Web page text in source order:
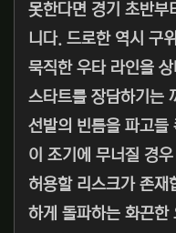
못한다면 경기 초반부
니다. 드로한 역시 구
묵직한 우타 라인을
스타트를 장담하기는
선발의 빈틈을 파고들
이 조기에 무너질 경
허용할 리스크가 존
하게 돌파하는 화끈